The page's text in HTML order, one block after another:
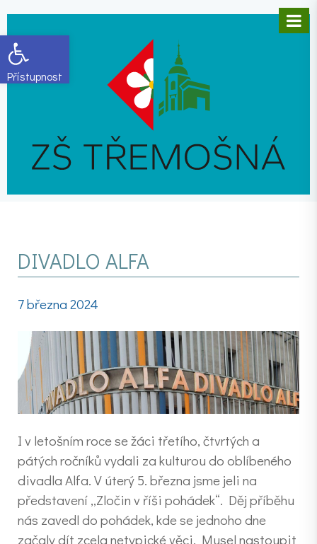
Open toolbar
DIVADLO ALFA
7 března 2024
I v letošním roce se žáci třetího, čtvrtých a
pátých ročníků vydali za kulturou do oblíbeného
divadla Alfa. V úterý 5. března jsme jeli na
představení „Zločin v říši pohádek“. Děj příběhu
nás zavedl do pohádek, kde se jednoho dne
začaly dít zcela netypické věci. Musel nastoupit